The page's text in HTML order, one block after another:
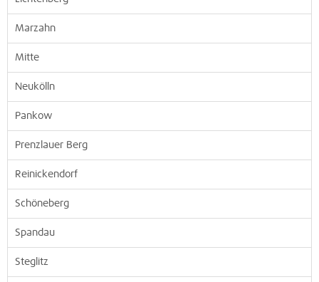
Marzahn
Mitte
Neukölln
Pankow
Prenzlauer Berg
Reinickendorf
Schöneberg
Spandau
Steglitz